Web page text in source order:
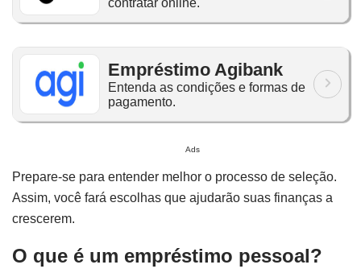
Empréstimo Agibank
Entenda as condições e formas de
pagamento.
Ads
Prepare-se para entender melhor o processo de seleção.
Assim, você fará escolhas que ajudarão suas finanças a
crescerem.
O que é um empréstimo pessoal?